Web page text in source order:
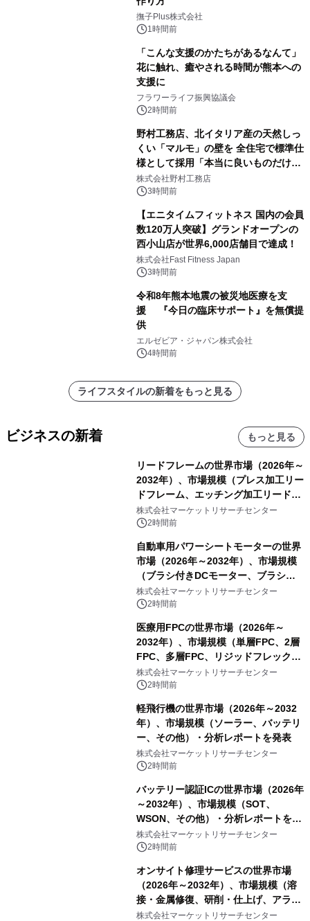
撫子Plus株式会社
1時間前
「こんな支援のかたちがあるなんて」
花に触れ、癒やされる時間が熊本への
支援に
フラワーライフ振興協議会
2時間前
野村工務店、北イタリア産の天然しっ
くい「マルモ」の壁を 全住宅で標準仕
様として採用「本当に良いものだけに
こだわる」
株式会社野村工務店
3時間前
【エニタイムフィットネス 国内の会員
数120万人突破】グランドオープンの
西小山店が世界6,000店舗目で達成！
株式会社Fast Fitness Japan
3時間前
令和8年熊本地震の被災地医療を支
援 『今日の臨床サポート』を無償提
供
エルゼビア・ジャパン株式会社
4時間前
ライフスタイルの新着をもっと見る
ビジネスの新着 もっと見る
リードフレームの世界市場（2026年～
2032年）、市場規模（プレス加工リー
ドフレーム、エッチング加工リードフ
レーム）・分析レポートを発表
株式会社マーケットリサーチセンター
2時間前
自動車用パワーシートモーターの世界
市場（2026年～2032年）、市場規模
（ブラシ付きDCモーター、ブラシレ
スDCモーター）・分析レポートを発
表
株式会社マーケットリサーチセンター
2時間前
医療用FPCの世界市場（2026年～
2032年）、市場規模（単層FPC、2層
FPC、多層FPC、リジッドフレックス
PCB）・分析レポートを発表
株式会社マーケットリサーチセンター
2時間前
軽飛行機の世界市場（2026年～2032
年）、市場規模（ソーラー、バッテリ
ー、その他）・分析レポートを発表
株式会社マーケットリサーチセンター
2時間前
バッテリー認証ICの世界市場（2026年
～2032年）、市場規模（SOT、
WSON、その他）・分析レポートを発
表
株式会社マーケットリサーチセンター
2時間前
オンサイト修理サービスの世界市場
（2026年～2032年）、市場規模（溶
接・金属修復、研削・仕上げ、アライ
メント、その他）・分析レポートを発
株式会社マーケットリサーチセンター